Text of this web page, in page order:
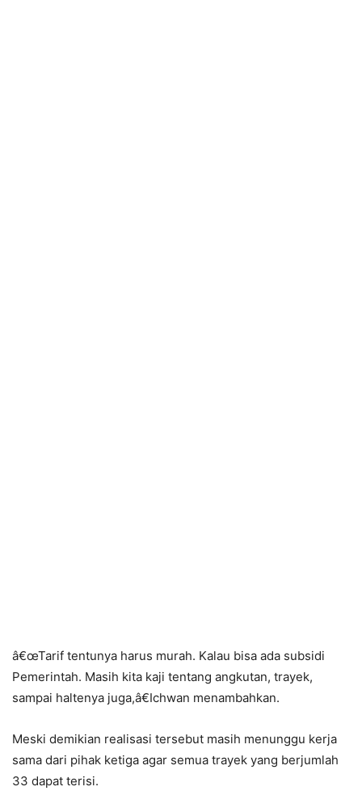
â€œTarif tentunya harus murah. Kalau bisa ada subsidi
Pemerintah. Masih kita kaji tentang angkutan, trayek,
sampai haltenya juga,â€Ichwan menambahkan.
Meski demikian realisasi tersebut masih menunggu kerja
sama dari pihak ketiga agar semua trayek yang berjumlah
33 dapat terisi.